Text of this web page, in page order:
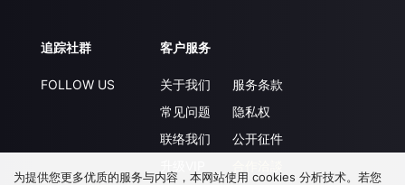
追踪社群
FOLLOW US
客户服务
关于我们
常见问题
联络我们
服务条款
隐私权
公开征件
为提供您更多优质的服务与内容，本网站使用 cookies 分析技术。若您